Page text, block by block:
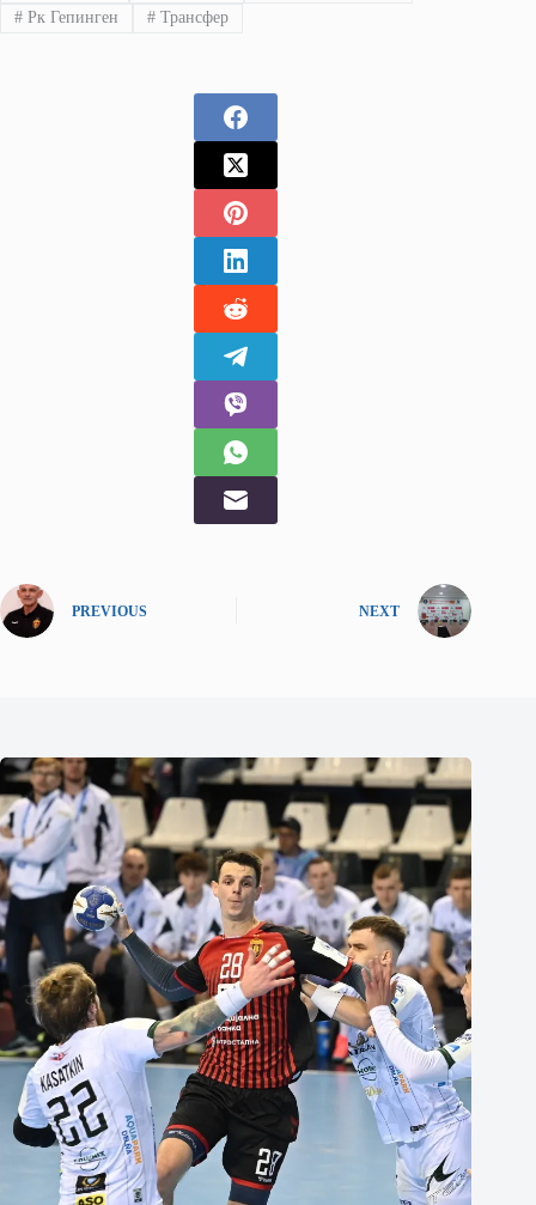
#Рк Гепинген #Трансфер
PREVIOUS NEXT